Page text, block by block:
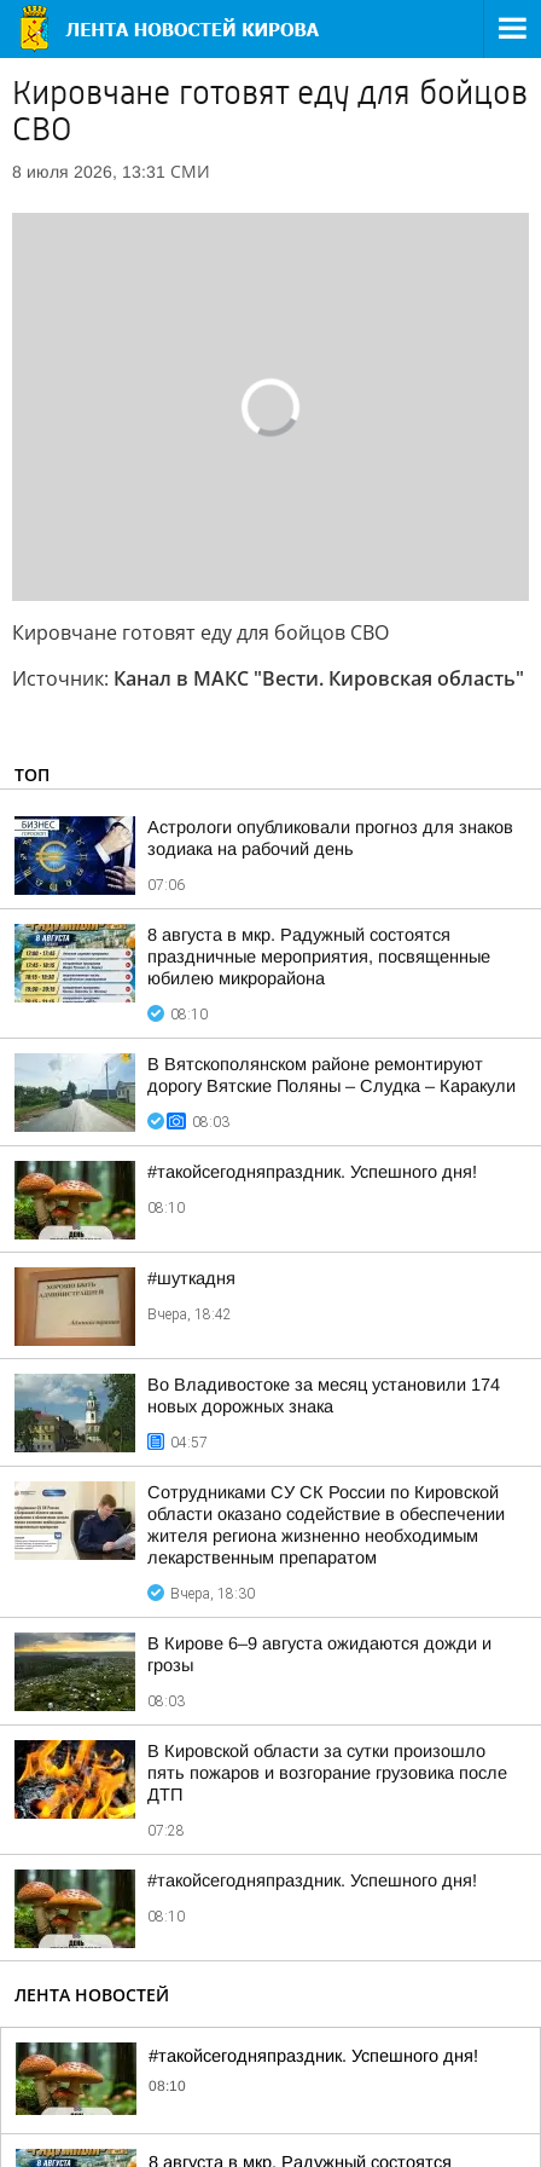
Кировчане готовят еду для бойцов
СВО
8 июля 2026, 13:31 СМИ
Кировчане готовят еду для бойцов СВО
Источник: Канал в МАКС "Вести. Кировская область"
ТОП
Астрологи опубликовали прогноз для знаков
зодиака на рабочий день
07:06
8 августа в мкр. Радужный состоятся
праздничные мероприятия, посвященные
юбилею микрорайона
08:10
В Вятскополянском районе ремонтируют
дорогу Вятские Поляны – Слудка – Каракули
08:03
#такойсегодняпраздник. Успешного дня!
08:10
#шуткадня
Вчера, 18:42
Во Владивостоке за месяц установили 174
новых дорожных знака
04:57
Сотрудниками СУ СК России по Кировской
области оказано содействие в обеспечении
жителя региона жизненно необходимым
лекарственным препаратом
Вчера, 18:30
В Кирове 6–9 августа ожидаются дожди и
грозы
08:03
В Кировской области за сутки произошло
пять пожаров и возгорание грузовика после
ДТП
07:28
#такойсегодняпраздник. Успешного дня!
08:10
ЛЕНТА НОВОСТЕЙ
#такойсегодняпраздник. Успешного дня!
08:10
8 августа в мкр. Радужный состоятся